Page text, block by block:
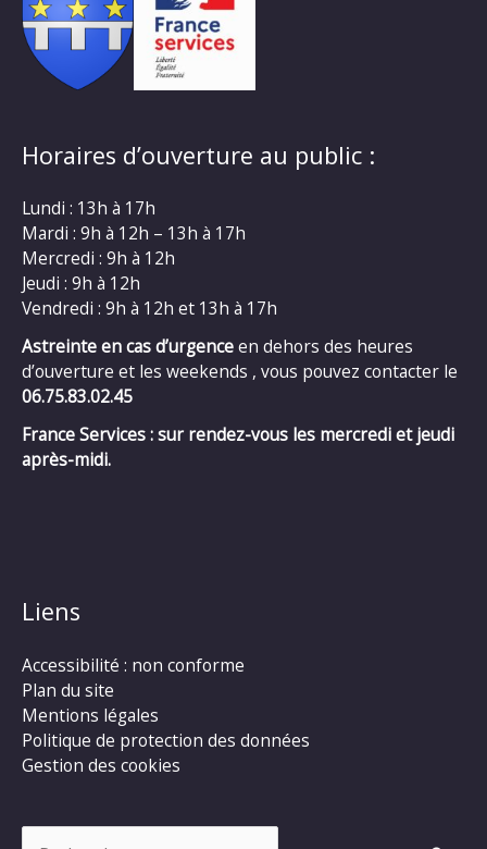
Horaires d’ouverture au public :
Lundi : 13h à 17h
Mardi : 9h à 12h – 13h à 17h
Mercredi : 9h à 12h
Jeudi : 9h à 12h
Vendredi : 9h à 12h et 13h à 17h
Astreinte en cas d’urgenceen dehors des heures
d’ouverture et les weekends , vous pouvez contacter le
06.75.83.02.45
France Services : sur rendez-vous les mercredi et jeudi
après-midi.
Liens
Accessibilité : non conforme
Plan du site
Mentions légales
Politique de protection des données
Gestion des cookies